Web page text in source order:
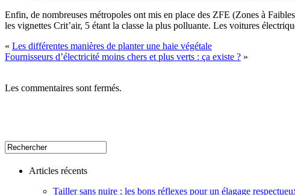
Enfin, de nombreuses métropoles ont mis en place des ZFE (Zones à
les vignettes Crit’air, 5 étant la classe la plus polluante. Les voitures
« Les différentes manières de planter une haie végétale
Fournisseurs d’électricité moins chers et plus verts : ça existe ? »
Les commentaires sont fermés.
Articles récents
Tailler sans nuire : les bons réflexes pour un élagage